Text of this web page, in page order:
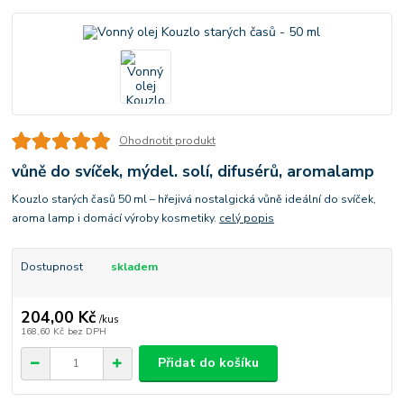
Ohodnotit produkt
vůně do svíček, mýdel. solí, difusérů, aromalamp
Kouzlo starých časů 50 ml – hřejivá nostalgická vůně ideální do svíček,
aroma lamp i domácí výroby kosmetiky. celý popis
Dostupnost skladem
204,00 Kč /kus
168,60 Kč bez DPH
Přidat do košíku